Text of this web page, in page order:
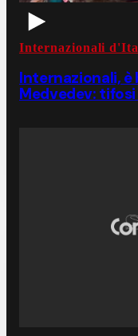
Internazionali
Internazionali, è
Medvedev: